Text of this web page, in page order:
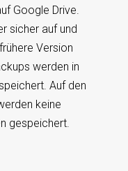
Google Drive.
sicher auf und
Version
werden in
Auf den
keine
gespeichert.